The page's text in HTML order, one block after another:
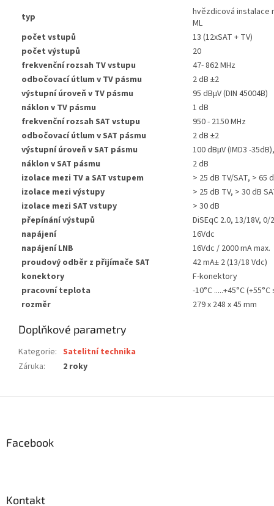
typ
hvězdicová instalace
ML
počet vstupů
13 (12xSAT + TV)
počet výstupů
20
frekvenční rozsah TV vstupu
47- 862 MHz
odbočovací útlum v TV pásmu
2 dB ±2
výstupní úroveň v TV pásmu
95 dBµV (DIN 45004B)
náklon v TV pásmu
1 dB
frekvenční rozsah SAT vstupu
950 - 2150 MHz
odbočovací útlum v SAT pásmu
2 dB ±2
výstupní úroveň v SAT pásmu
100 dBµV (IMD3 -
náklon v SAT pásmu
2 dB
izolace mezi TV a SAT vstupem
> 25 dB TV/SAT, > 65
izolace mezi výstupy
> 25 dB TV, > 30 dB
izolace mezi SAT vstupy
> 30 dB
přepínání výstupů
DiSEqC 2.0, 13/18V, 0/
napájení
16Vdc
napájení LNB
16Vdc / 2000 mA max.
proudový odběr z přijímače SAT
42 mA± 2 (13/18 Vdc)
konektory
F-konektory
pracovní teplota
-10°C .....+45°C
rozměr
279 x 248 x 45 mm
Doplňkové parametry
Kategorie: Satelitní technika
Záruka: 2 roky
Facebook
Kontakt